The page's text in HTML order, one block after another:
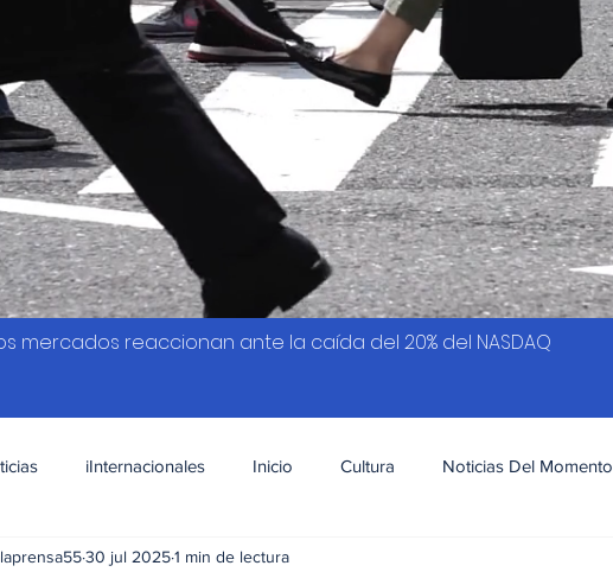
mercados reaccionan ante la caída del 20% del NASDAQ
iInternacionales Inicio Cultura Noticias Del Momento
Sexual Deportes Opinión
30 jul 20251 min de lectura